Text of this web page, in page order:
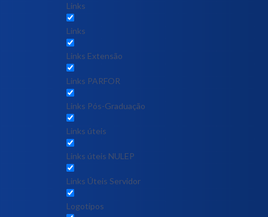
Links
Links
Links Extensão
Links PARFOR
Links Pós-Graduação
Links úteis
Links úteis NULEP
Links Úteis Servidor
Logotipos